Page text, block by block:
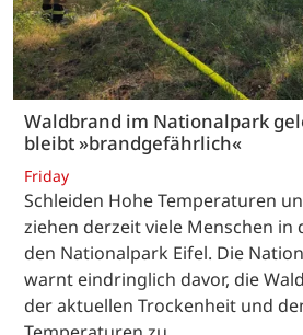
Waldbrand im Nationalpark
bleibt »brandgefährlich«
Friday
Schleiden Hohe Temperaturen
ziehen derzeit viele Menschen in
den Nationalpark Eifel. Die
warnt eindringlich davor, die
der aktuellen Trockenheit und